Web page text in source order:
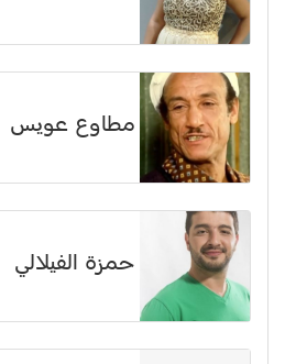
مطاوع عويس
حمزة الفيلالي